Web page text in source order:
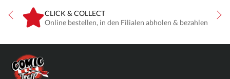
CLICK & COLLECT
Online bestellen, in den Filialen abholen & bezahlen